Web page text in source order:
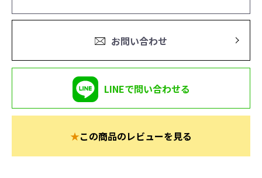
お問い合わせ
LINEで問い合わせる
★この商品のレビューを見る